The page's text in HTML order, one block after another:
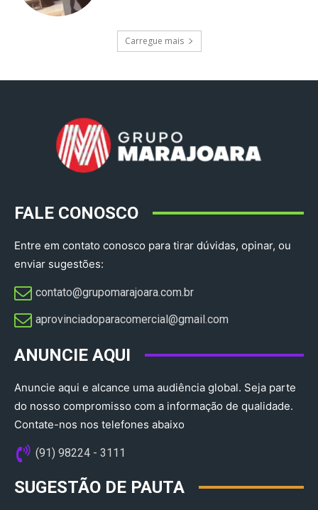
Carregue mais
FALE CONOSCO
Entre em contato conosco para tirar dúvidas, opinar, ou
enviar sugestões:
contato@grupomarajoara.com.br
aprovinciadoparacomercial@gmail.com​
ANUNCIE AQUI
Anuncie aqui e alcance uma audiência global. Seja parte
do nosso compromisso com a informação de qualidade.
Contate-nos nos telefones abaixo
(91) 98224 - 3111
SUGESTÃO DE PAUTA